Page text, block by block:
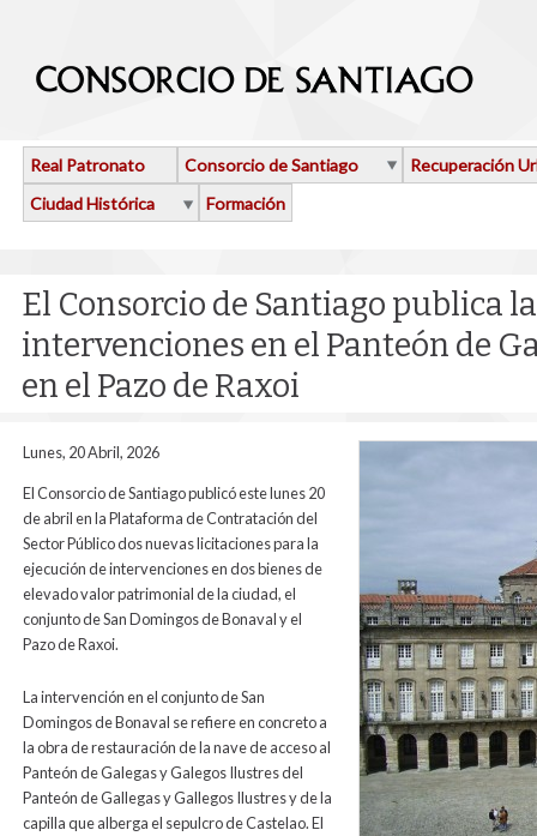
Real Patronato Consorcio de Santiago
Recuperación
Ciudad Histórica
Formación
El Consorcio de Santiago publica
intervenciones en el Panteón de
en el Pazo de Raxoi
Lunes, 20 Abril, 2026
El Consorcio de Santiago publicó este lunes 20
de abril en la Plataforma de Contratación del
Sector Público dos nuevas licitaciones para la
ejecución de intervenciones en dos bienes de
elevado valor patrimonial de la ciudad, el
conjunto de San Domingos de Bonaval y el
Pazo de Raxoi.
La intervención en el conjunto de San
Domingos de Bonaval se refiere en concreto a
la obra de restauración de la nave de acceso al
Panteón de Galegas y Galegos Ilustres del
Panteón de Gallegas y Gallegos Ilustres y de la
capilla que alberga el sepulcro de Castelao. El